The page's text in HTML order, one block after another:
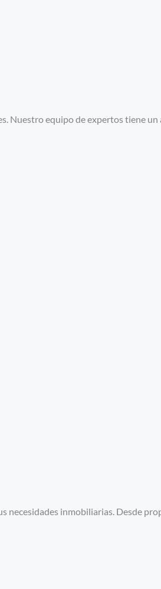
Nuestro equipo de expertos tiene
necesidades inmobiliarias. Desde